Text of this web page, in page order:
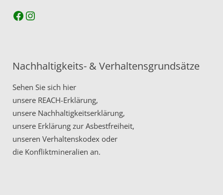
Facebook
Instagram
Nachhaltigkeits- & Verhaltensgrundsätze
Sehen Sie sich hier
unsere REACH-Erklärung,
unsere Nachhaltigkeitserklärung,
unsere Erklärung zur Asbestfreiheit,
unseren Verhaltenskodex oder
die Konfliktmineralien an.